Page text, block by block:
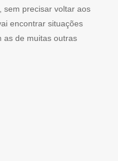
sem precisar voltar aos
encontrar situações
as de muitas outras